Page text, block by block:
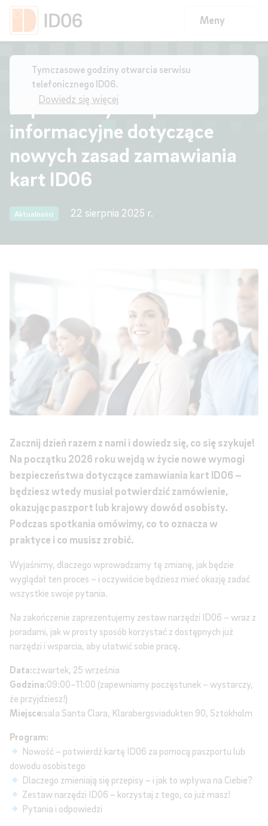
Meny
Tymczasowe godziny otwarcia serwisu
telefonicznego ID06.
Dowiedz się więcej
Strona główna / Zapraszamy na spotkanie informacyjne dotyczące
nowych zasad zamawiania kart ID06
Zapraszamy na spotkanie
informacyjne dotyczące
nowych zasad zamawiania
kart ID06
Aktualności 22 sierpnia 2025 r.
Zacznij dzień razem z nami i dowiedz się, co się szykuje!
Na początku 2026 roku wejdą w życie nowe wymogi
bezpieczeństwa dotyczące zamawiania kart ID06 –
będziesz wtedy musiał potwierdzić zamówienie,
okazując paszport lub krajowy dowód osobisty.
Podczas spotkania omówimy, co to oznacza w
praktyce i co musisz zrobić.
Wyjaśnimy, dlaczego wprowadzamy tę zmianę, jak będzie
wyglądał ten proces – i oczywiście będziesz mieć okazję zadać
wszystkie swoje pytania.
Na zakończenie zaprezentujemy zestaw narzędzi ID06 – wraz z
poradami, jak w prosty sposób korzystać z dostępnych już
narzędzi i wsparcia, aby ułatwić sobie pracę.
Data:czwartek, 25 września
Godzina:09:00–11:00 (zapewniamy poczęstunek – wystarczy,
że przyjdziesz!)
Miejsce:sala Santa Clara, Klarabergsviadukten 90, Sztokholm
Program:
Nowość – potwierdź kartę ID06 za pomocą paszportu lub
dowodu osobistego
Dlaczego zmieniają się przepisy – i jak to wpływa na Ciebie?
Zestaw narzędzi ID06 – korzystaj z tego, co już masz!
Pytania i odpowiedzi